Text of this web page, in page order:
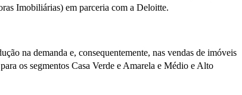
Imobiliárias) em parceria com a Deloitte.
na demanda e, consequentemente, nas vendas de imóveis
os segmentos Casa Verde e Amarela e Médio e Alto